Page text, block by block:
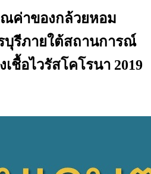
ค่าของกล้วยหอม
บุรีภายใต้สถานการณ์
ชื้อไวรัสโคโรนา 2019